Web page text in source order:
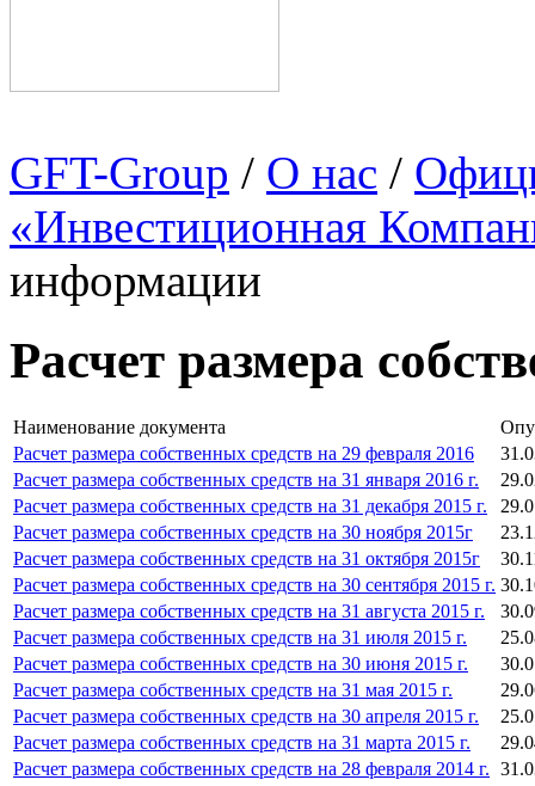
GFT-Group / О нас /
«Инвестиционная
информации
Расчет размера
Наименование документа
Расчет размера собственных средств на 29 февраля 2016
Расчет размера собственных средств на 31 января 2016 г.
Расчет размера собственных средств на 31 декабря 2015 г.
Расчет размера собственных средств на 30 ноября 2015г
Расчет размера собственных средств на 31 октября 2015г
Расчет размера собственных средств на 30 сентября 2015 г.
Расчет размера собственных средств на 31 августа 2015 г.
Расчет размера собственных средств на 31 июля 2015 г.
Расчет размера собственных средств на 30 июня 2015 г.
Расчет размера собственных средств на 31 мая 2015 г.
Расчет размера собственных средств на 30 апреля 2015 г.
Расчет размера собственных средств на 31 марта 2015 г.
Расчет размера собственных средств на 28 февраля 2014 г.